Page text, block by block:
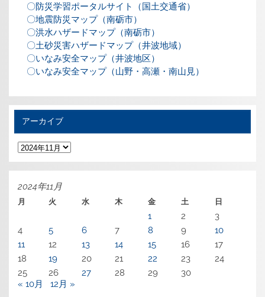
〇防災学習ポータルサイト（国土交通省）
〇地震防災マップ（南砺市）
〇洪水ハザードマップ（南砺市）
〇土砂災害ハザードマップ（井波地域）
〇いなみ安全マップ（井波地区）
〇いなみ安全マップ（山野・高瀬・南山見）
アーカイブ
ア
ー
カ
イ
2024年11月
月 火 水 木 金 土 日
1 2
3
4
5 6 7 8 9
10
11
12 13 14 15 16
17
18
19 20 21 22 23
24
25
26 27 28 29
30
« 10月
12月 »